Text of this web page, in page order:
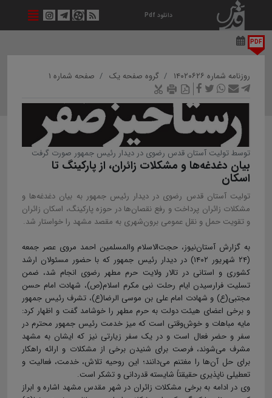
دانلود Pdf
PDF
روزنامه شماره ۱۴۰۲۰۶۲۶ گروه صفحه یک صفحه شماره ۱
توسط تولیت آستان قدس رضوی در دیدار رئیس جمهور صورت گرفت
بیان دغدغه‌ها و مشکلات زائران، از پارکینگ تا
اسکان
تولیت آستان قدس رضوی در دیدار رئیس جمهور به بیان دغدغه‌ها و
مشکلات زائران پرداخت و رفع نقصان‌ها در حوزه پارکینگ، اسکان زائران
و تقویت حمل و نقل عمومی برون‌شهری به مقصد مشهد را خواستار شد.
به گزارش آستان‌نیوز، حجت‌الاسلام والمسلمین احمد مروی عصر جمعه
(۲۴ شهریور ۱۴۰۲) در دیدار رئیس جمهور که با حضور مسئولان ارشد
کشوری و استانی در تالار ولایت حرم مطهر رضوی انجام شد، ضمن
تسلیت فرارسیدن ایام رحلت نبی مکرم اسلام(ص)، شهادت امام حسن
مجتبی(ع) و شهادت امام علی بن موسی الرضا(ع)، تشرف رئیس جمهور
و برخی اعضای هیئت دولت به حرم مطهر را خوشامد گفت و اظهار کرد:
مایه مباهات و خوش‌وقتی است که میز خدمت رئیس جمهور محترم در
سفر و حضر فعال است و در یک سفر زیارتی نیز که ایشان به مشهد
مشرف می‌شوند، فرصت برای شنیدن برخی از مشکلات و ارائه راهکار
برای حل آن‌ها را مغتنم می‌دانند؛ این روحیه تلاش، خدمت، فعالیت و
تعطیلی ناپذیری حقیقتاً شایسته قدردانی و تشکر است.
وی در ادامه به برخی مشکلات زائران در شهر مقدس مشهد اشاره و ابراز